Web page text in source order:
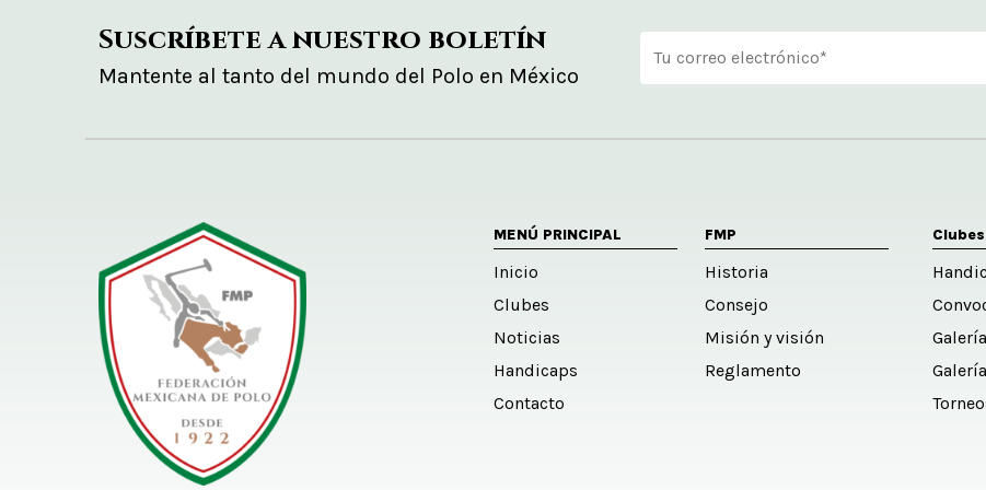
Suscríbete a nuestro boletín
Mantente al tanto del mundo del Polo en México
MENÚ PRINCIPAL
Inicio
Clubes
Noticias
Handicaps
Contacto
FMP
Historia
Consejo
Misión y visión
Reglamento
Clubes